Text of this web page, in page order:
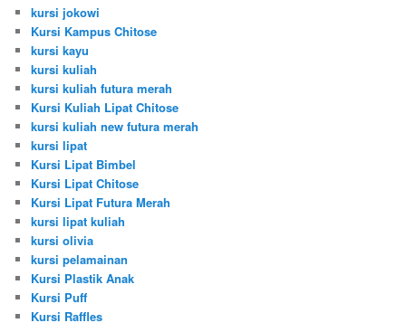
kursi jokowi
Kursi Kampus Chitose
kursi kayu
kursi kuliah
kursi kuliah futura merah
Kursi Kuliah Lipat Chitose
kursi kuliah new futura merah
kursi lipat
Kursi Lipat Bimbel
Kursi Lipat Chitose
Kursi Lipat Futura Merah
kursi lipat kuliah
kursi olivia
kursi pelamainan
Kursi Plastik Anak
Kursi Puff
Kursi Raffles